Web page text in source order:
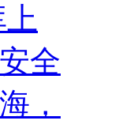
全
，